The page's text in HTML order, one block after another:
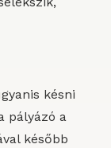
késni
pályázó a
később